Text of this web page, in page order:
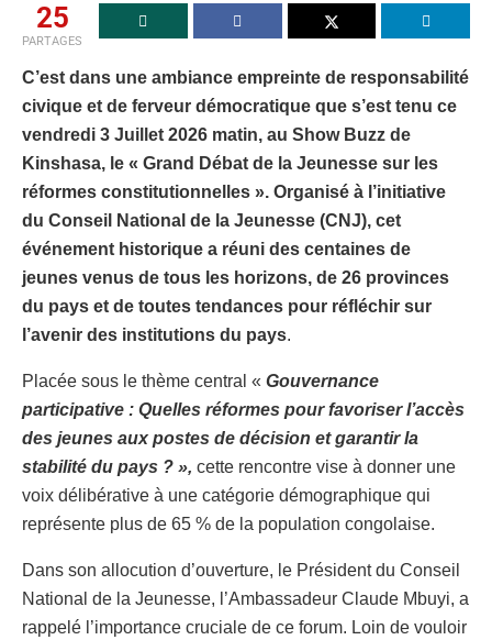
25
PARTAGES
C’est dans une ambiance empreinte de responsabilité
civique et de ferveur démocratique que s’est tenu ce
vendredi 3 Juillet 2026 matin, au Show Buzz de
Kinshasa, le « Grand Débat de la Jeunesse sur les
réformes constitutionnelles ». Organisé à l’initiative
du Conseil National de la Jeunesse (CNJ), cet
événement historique a réuni des centaines de
jeunes venus de tous les horizons, de 26 provinces
du pays et de toutes tendances pour réfléchir sur
l’avenir des institutions du pays.
Placée sous le thème central « Gouvernance
participative : Quelles réformes pour favoriser l’accès
des jeunes aux postes de décision et garantir la
stabilité du pays ? », cette rencontre vise à donner une
voix délibérative à une catégorie démographique qui
représente plus de 65 % de la population congolaise.
Dans son allocution d’ouverture, le Président du Conseil
National de la Jeunesse, l’Ambassadeur Claude Mbuyi, a
rappelé l’importance cruciale de ce forum. Loin de vouloir